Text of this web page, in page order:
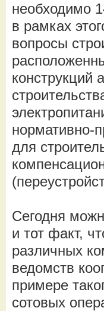
необходимо
в рамках
вопросы
конструкций
нормативно-
для
Сегодня
и тот факт,
различных
ведомств
примере
сотовых